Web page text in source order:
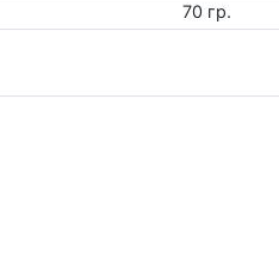
70 гр.